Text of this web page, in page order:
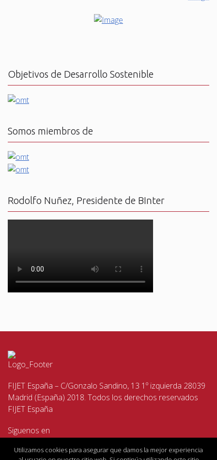
Objetivos de Desarrollo Sostenible
Somos miembros de
Rodolfo Nuñez, Presidente de BInter
FIJET España – C/Gonzalo Sandino, 13 1º izquierda 28039
Madrid (España) 2018. Todos los derechos reservados
FIJET España
Siguenos en
Utilizamos cookies para asegurar que damos la mejor experiencia